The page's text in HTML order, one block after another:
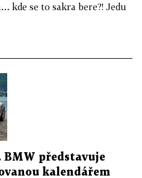
kde se to sakra bere?! Jedu
BMW představuje
kalendářem